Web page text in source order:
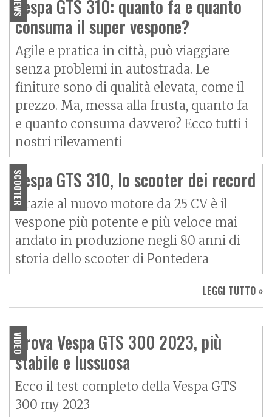
NEWS
Vespa GTS 310: quanto fa e quanto
consuma il super vespone?
Agile e pratica in città, può viaggiare
senza problemi in autostrada. Le
finiture sono di qualità elevata, come il
prezzo. Ma, messa alla frusta, quanto fa
e quanto consuma davvero? Ecco tutti i
nostri rilevamenti
SCOOTER
Vespa GTS 310, lo scooter dei record
Grazie al nuovo motore da 25 CV è il
vespone più potente e più veloce mai
andato in produzione negli 80 anni di
storia dello scooter di Pontedera
LEGGI TUTTO »
VIDEO
Prova Vespa GTS 300 2023, più
stabile e lussuosa
Ecco il test completo della Vespa GTS
300 my 2023